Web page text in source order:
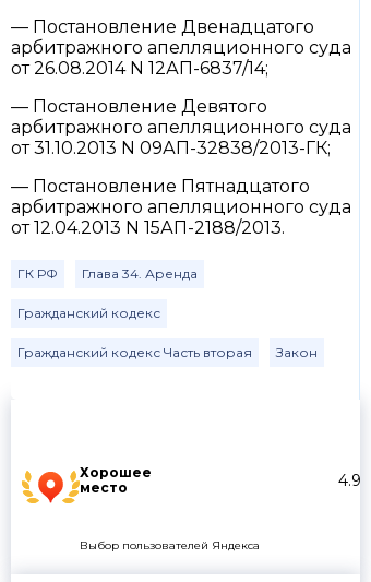
Хорошее
место
4.9
Выбор пользователей Яндекса
— Постановление Двенадцатого
арбитражного апелляционного суда
от 26.08.2014 N 12АП-6837/14;
— Постановление Девятого
арбитражного апелляционного суда
от 31.10.2013 N 09АП-32838/2013-ГК;
— Постановление Пятнадцатого
арбитражного апелляционного суда
от 12.04.2013 N 15АП-2188/2013.
ГК РФ Глава 34. Аренда
Гражданский кодекс
Гражданский кодекс Часть вторая Закон